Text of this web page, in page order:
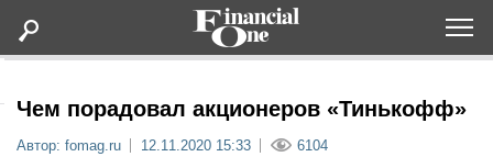
Чем порадовал акционеров «Тинькофф»
Автор: fomag.ru 12.11.2020 15:33 6104